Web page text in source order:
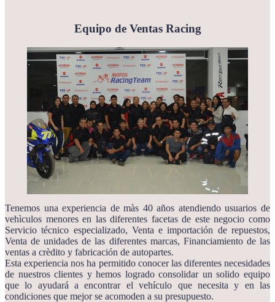
Equipo de Ventas Racing
Tenemos una experiencia de màs 40 años atendiendo usuarios de
vehìculos menores en las diferentes facetas de este negocio como
Servicio técnico especializado, Venta e importación de repuestos,
Venta de unidades de las diferentes marcas, Financiamiento de las
ventas a crèdito y fabricación de autopartes.
Esta experiencia nos ha permitido conocer las diferentes necesidades
de nuestros clientes y hemos logrado consolidar un solido equipo
que lo ayudará a encontrar el vehículo que necesita y en las
condiciones que mejor se acomoden a su presupuesto.